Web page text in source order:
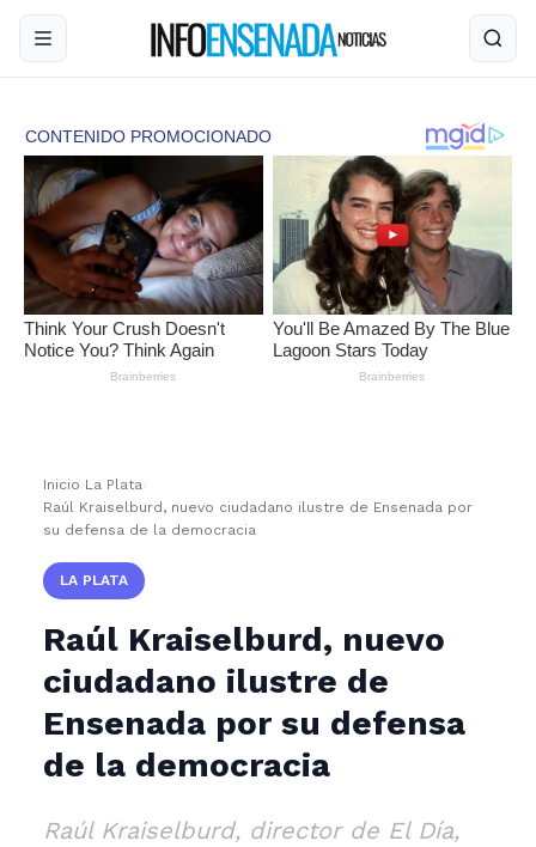
Inicio ›La Plata›
Raúl Kraiselburd, nuevo ciudadano ilustre de Ensenada por
su defensa de la democracia
LA PLATA
Raúl Kraiselburd, nuevo
ciudadano ilustre de
Ensenada por su defensa
de la democracia
Raúl Kraiselburd, director de El Día,